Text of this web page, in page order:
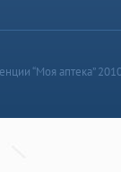
“Моя аптека”